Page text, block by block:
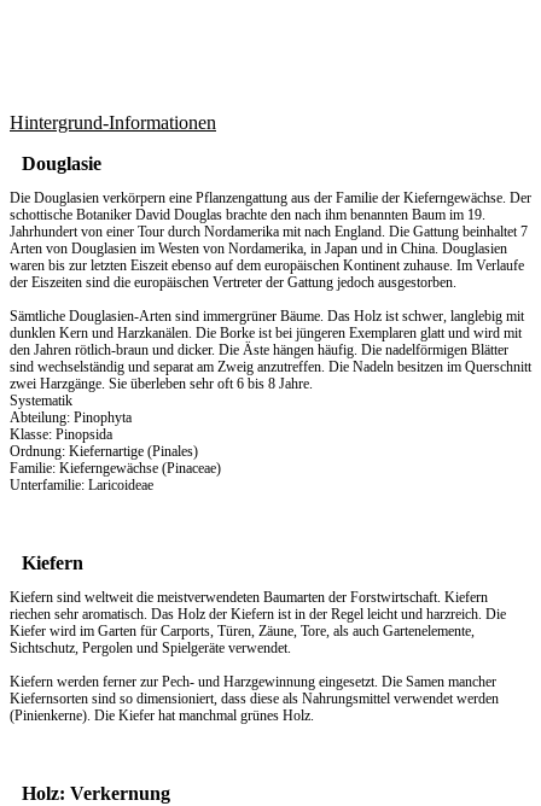
Hintergrund-Informationen
Douglasie
Die Douglasien verkörpern eine Pflanzengattung aus der Familie der Kieferngewächse. Der
schottische Botaniker David Douglas brachte den nach ihm benannten Baum im 19.
Jahrhundert von einer Tour durch Nordamerika mit nach England. Die Gattung beinhaltet 7
Arten von Douglasien im Westen von Nordamerika, in Japan und in China. Douglasien
waren bis zur letzten Eiszeit ebenso auf dem europäischen Kontinent zuhause. Im Verlaufe
der Eiszeiten sind die europäischen Vertreter der Gattung jedoch ausgestorben.
Sämtliche Douglasien-Arten sind immergrüner Bäume. Das Holz ist schwer, langlebig mit
dunklen Kern und Harzkanälen. Die Borke ist bei jüngeren Exemplaren glatt und wird mit
den Jahren rötlich-braun und dicker. Die Äste hängen häufig. Die nadelförmigen Blätter
sind wechselständig und separat am Zweig anzutreffen. Die Nadeln besitzen im Querschnitt
zwei Harzgänge. Sie überleben sehr oft 6 bis 8 Jahre.
Systematik
Abteilung: Pinophyta
Klasse: Pinopsida
Ordnung: Kiefernartige (Pinales)
Familie: Kieferngewächse (Pinaceae)
Unterfamilie: Laricoideae
Kiefern
Kiefern sind weltweit die meistverwendeten Baumarten der Forstwirtschaft. Kiefern
riechen sehr aromatisch. Das Holz der Kiefern ist in der Regel leicht und harzreich. Die
Kiefer wird im Garten für Carports, Türen, Zäune, Tore, als auch Gartenelemente,
Sichtschutz, Pergolen und Spielgeräte verwendet.
Kiefern werden ferner zur Pech- und Harzgewinnung eingesetzt. Die Samen mancher
Kiefernsorten sind so dimensioniert, dass diese als Nahrungsmittel verwendet werden
(Pinienkerne). Die Kiefer hat manchmal grünes Holz.
Holz: Verkernung